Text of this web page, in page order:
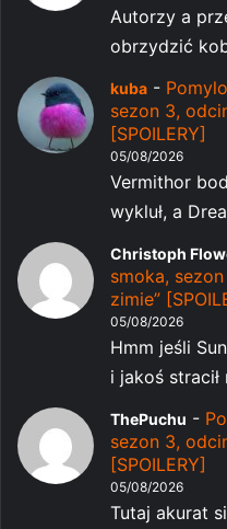
Autorzy a
obrzydzić
kuba -
sezon 3,
[SPOILERY]
05/08/2026
Vermithor
wykluł, a
Christoph
smoka,
zimie”
05/08/2026
Hmm jeśli
i jakoś stracił
ThePuchu -
sezon 3,
[SPOILERY]
05/08/2026
Tutaj akurat